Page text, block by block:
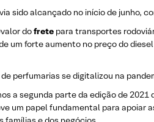
sido alcançado no início de junho,
dofrete para transportes
um forte aumento no preço do
de perfumarias se digitalizou na
a segunda parte da edição de 2021
um papel fundamental para apoiar